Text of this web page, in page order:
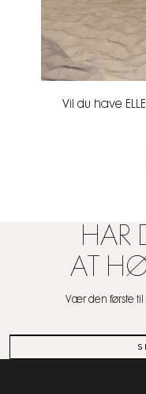
Vil du have
HAR
AT
Vær den første